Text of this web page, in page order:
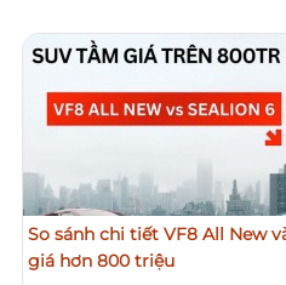
So sánh chi tiết VF8 All New
giá hơn 800 triệu